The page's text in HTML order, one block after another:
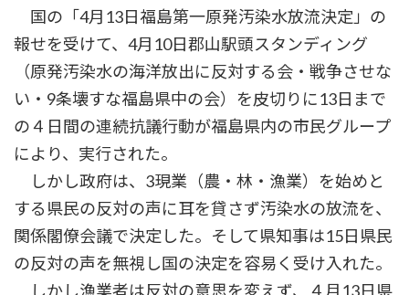
国の「4月13日福島第一原発汚染水放流決定」の
報せを受けて、4月10日郡山駅頭スタンディング
（原発汚染水の海洋放出に反対する会・戦争させな
い・9条壊すな福島県中の会）を皮切りに13日まで
の４日間の連続抗議行動が福島県内の市民グループ
により、実行された。
しかし政府は、3現業（農・林・漁業）を始めと
する県民の反対の声に耳を貸さず汚染水の放流を、
関係閣僚会議で決定した。そして県知事は15日県民
の反対の声を無視し国の決定を容易く受け入れた。
しかし漁業者は反対の意思を変えず、４月13日県